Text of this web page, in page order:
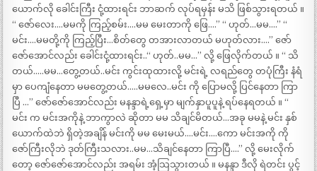
ယောက်လို ခေါင်းကြီး ငုံ့ထားရင်း ဘာဆက် လုပ်ရမှန်း မသိ ဖြစ်သွားရတယ် ။
“ ဇော်လေး….မမကို ကြည့်စမ်း….မမ မေးတာကို ဖြေ….” “ ဟုတ်…မမ….” “
မင်း….မမတို့ကို ကြည့်ပြီး…စိတ်တွေ တအားလာတယ် မဟုတ်လား….” ဇော်
ဇော်အောင်လည်း ခေါင်းငုံ့ထားရင်း..“ ဟုတ်..မမ…” လို့ ဖြေလိုက်တယ် ။ “ သိ
တယ်…..မမ…တွေ့တယ်..မင်း ကွင်းထုထားလို့ မင်းရဲ့ လရည်တွေ တပုံကြီး နံရံ
မှာ ပေကျံနေတာ မမတွေ့တယ်…..မမလေ..မင်း ကို ပြောမလို့ ပြင်နေတာ ကြာ
ပြီ …” ဇော်ဇော်အောင်လည်း မနန္ဒာရဲ့ရှေ့မှာ မျက်နှာပူပူနဲ့ ရပ်နေရတယ် ။ “
မင်း က မင်းအကိုနဲ့ ဘာကွာလဲ ဆိုတာ မမ သိချင်မိတယ်…အခု မမနဲ့ မင်း နှစ်
ယောက်ထဲဘဲ ရှိတဲ့အချိန် မင်းကို မမ မေးမယ်….မင်း….ကော မင်းအကို ကို
ဇော်ကြီးလိုဘဲ ဒုတ်ကြီးသလား..မမ…သိချင်နေတာ ကြာပြီ….” လို့ မေးလိုက်
တော့ ဇော်ဇော်အောင်လည်း အရမ်း အံ့သြသွားတယ် ။ မနန္ဒာ ဒီလို ရဲတင်း ပွင့်